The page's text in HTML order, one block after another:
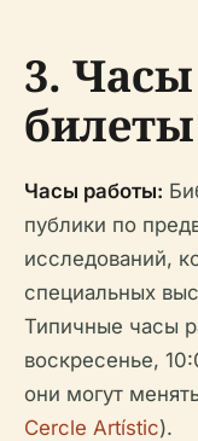
3.
Часы работы:
публики по
исследований,
специальных
Типичные часы
воскресенье,
они могут
Cercle Artístic).